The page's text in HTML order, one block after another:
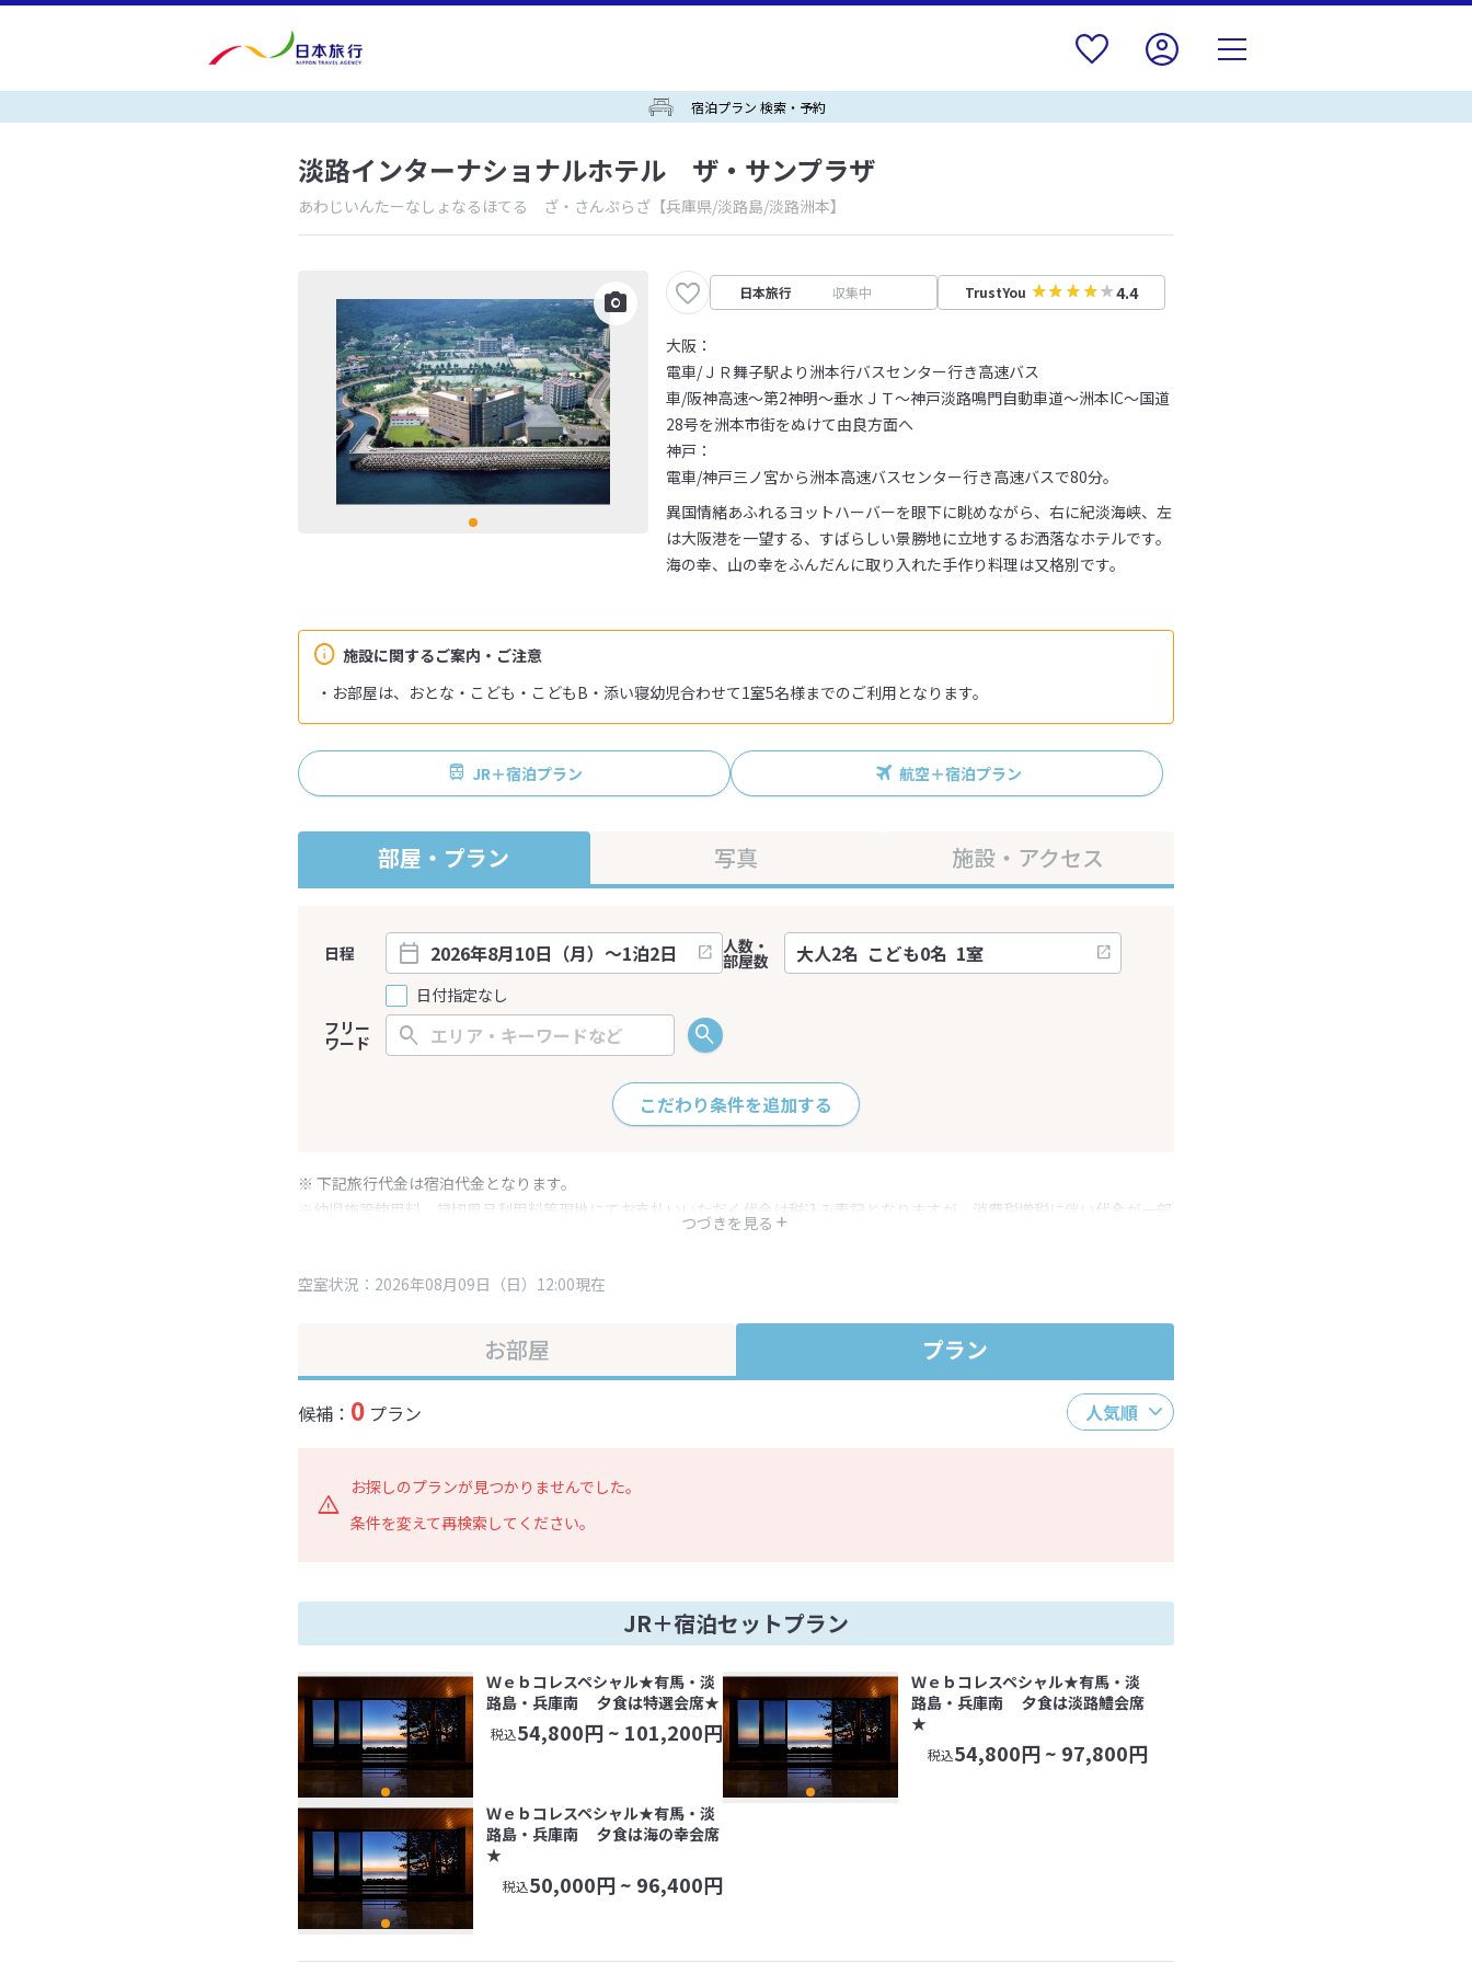
宿泊プラン 検索・予約
淡路インターナショナルホテル ザ・サンプラザ
あわじいんたーなしょなるほてる ざ・さんぷらざ 【兵庫県/淡路島/淡路洲本】
日本旅行 収集中 TrustYou 4.4
大阪：
電車/ＪＲ舞子駅より洲本行バスセンター行き高速バス
車/阪神高速～第2神明～垂水ＪＴ～神戸淡路鳴門自動車道～洲本IC～国道
28号を洲本市街をぬけて由良方面へ
神戸：
電車/神戸三ノ宮から洲本高速バスセンター行き高速バスで80分。
施設に関するご案内・ご注意
・お部屋は、おとな・こども・こどもB・添い寝幼児合わせて1室5名様までのご利用となります。
異国情緒あふれるヨットハーバーを眼下に眺めながら、右に紀淡海峡、左
は大阪港を一望する、すばらしい景勝地に立地するお洒落なホテルです。
海の幸、山の幸をふんだんに取り入れた手作り料理は又格別です。
JR＋宿泊プラン 航空＋宿泊プラン
部屋・プラン 写真 施設・アクセス
日程
日付指定なし
人数・
部屋数
フリー
ワード
こだわり条件を追加する
つづきを見る
※ 下記旅行代金は宿泊代金となります。
※幼児施設使用料、貸切風呂利用料等現地にてお支払いいただく代金は税込み表記となりますが、消費税増税に伴い代金が一部
空室状況：2026年08月09日（日）12:00現在
お部屋 プラン
候補： 0 プラン 人気順
お探しのプランが見つかりませんでした。
条件を変えて再検索してください。
JR＋宿泊セットプラン
Ｗｅｂコレスペシャル★有馬・淡
路島・兵庫南 夕食は特選会席★
税込54,800円 ~ 101,200円
Ｗｅｂコレスペシャル★有馬・淡
路島・兵庫南 夕食は淡路鱧会席
★
税込54,800円 ~ 97,800円
Ｗｅｂコレスペシャル★有馬・淡
路島・兵庫南 夕食は海の幸会席
★
税込50,000円 ~ 96,400円